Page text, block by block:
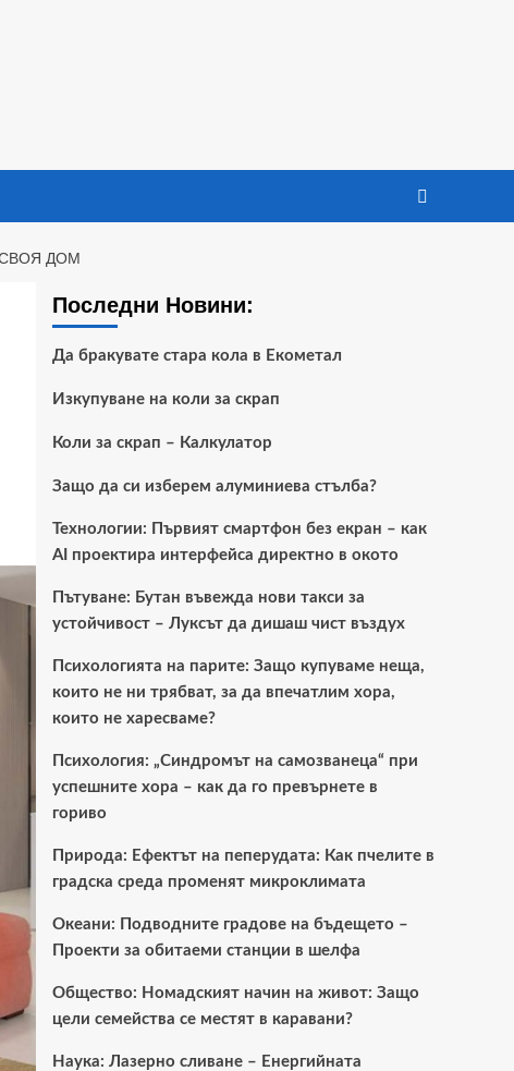
ДОМ
Последни Новини:
Да бракувате стара кола в Екометал
Изкупуване на коли за скрап
Коли за скрап – Калкулатор
Защо да си изберем алуминиева стълба?
Технологии: Първият смартфон без екран – как
AI проектира интерфейса директно в окото
Пътуване: Бутан въвежда нови такси за
устойчивост – Луксът да дишаш чист въздух
Психологията на парите: Защо купуваме неща,
които не ни трябват, за да впечатлим хора,
които не харесваме?
Психология: „Синдромът на самозванеца“ при
успешните хора – как да го превърнете в
гориво
Природа: Ефектът на пеперудата: Как пчелите в
градска среда променят микроклимата
Океани: Подводните градове на бъдещето –
Проекти за обитаеми станции в шелфа
Общество: Номадският начин на живот: Защо
цели семейства се местят в каравани?
Наука: Лазерно сливане – Енергийната